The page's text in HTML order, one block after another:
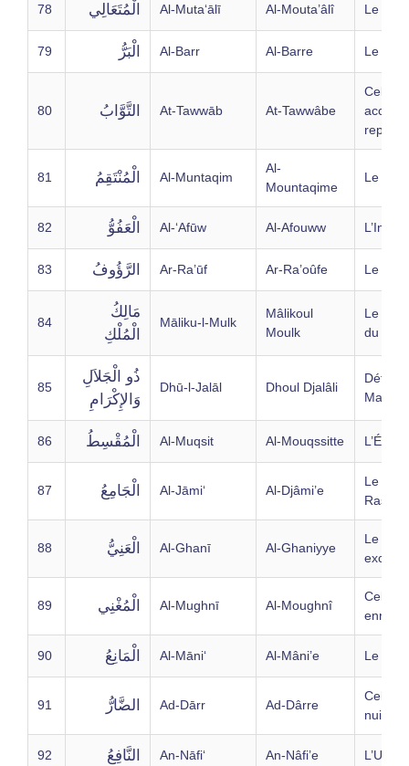
78 الْمُتَعَالِي Al-Muta‘ālī Al-Mouta’âlî Le
79 الْبَرُّ Al-Barr Al-Barre Le
80 التَّوَّابُ At-Tawwāb At-Tawwâbe
Celui
repentir
81 الْمُنْتَقِمُ Al-Muntaqim
Al-
Mountaqime
Le
82 الْعَفُوُّ Al-‘Afūw Al-Afouww
83 الرَّؤُوفُ Ar-Ra’ūf Ar-Ra’oûfe Le
84
مَالِكُ
الْمُلْكِ
Māliku-l-Mulk
Mâlikoul
Moulk
Le
du
85
ذُو الْجَلاَلِ
وَالإِكْرَامِ
Dhū-l-Jalāl Dhoul Djalâli
Majesté
86 الْمُقْسِطُ Al-Muqsit Al-Mouqssitte
87 الْجَامِعُ Al-Jāmi‘ Al-Djâmi’e
Le
88 الْعَنِيُّ Al-Ghanī Al-Ghaniyye
Le
89 الْمُغْنِي Al-Mughnī Al-Moughnî
Celui
enrichit
90 الْمَانِعُ Al-Māni‘ Al-Mâni’e Le
91 الضَّارُّ Ad-Dārr Ad-Dârre
Celui
nuire
92 النَّافِعُ An-Nāfi‘ An-Nâfi’e L’Utile